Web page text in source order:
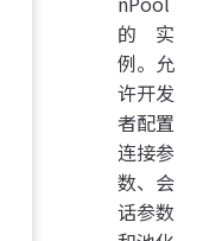
的实
例。允
许开发
者配置
连接参
数、会
话参数